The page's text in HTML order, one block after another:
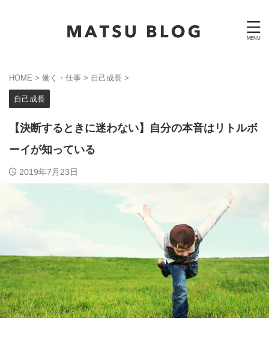
HOME > 働く・仕事 > 自己成長 >
自己成長
【決断するときに迷わない】自分の本音はリトルボ
ーイが知っている
2019年7月23日